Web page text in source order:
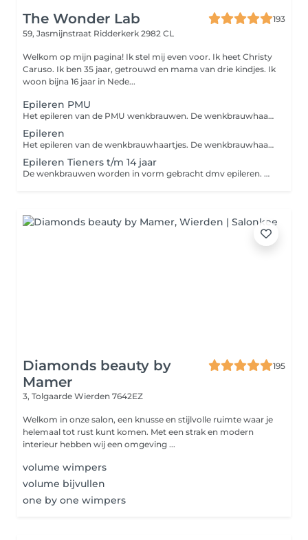
The Wonder Lab
193
59, Jasmijnstraat Ridderkerk 2982 CL
Welkom op mijn pagina! Ik stel mij even voor. Ik heet Christy
Caruso. Ik ben 35 jaar, getrouwd en mama van drie kindjes. Ik
woon bijna 16 jaar in Nede...
Epileren PMU
Het epileren van de PMU wenkbrauwen. De wenkbrauwhaartjes worden door middel van een pincet verwijdert en als finishing touch wordt een Brow Gel gebruikt en strak gemaakt met een highlighter.
Epileren
Het epileren van de wenkbrauwhaartjes. De wenkbrauwhaartjes worden door middel van een pincet verwijdert en als finishing touch worden de wenkbrauwen gestijlt met een Brow Gel en strak gemaakt met een highlighter.
Epileren Tieners t/m 14 jaar
De wenkbrauwen worden in vorm gebracht dmv epileren. Donshaartjes worden verwijdert met een wenkbrauwmesje.
Diamonds beauty by
Mamer
195
3, Tolgaarde Wierden 7642EZ
Welkom in onze salon, een knusse en stijlvolle ruimte waar je
helemaal tot rust kunt komen. Met een strak en modern
interieur hebben wij een omgeving ...
volume wimpers
volume bijvullen
one by one wimpers